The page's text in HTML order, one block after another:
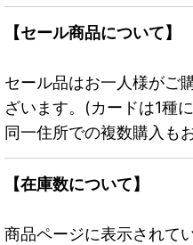
【セール商品について】
セール品はお一人様がご
ざいます。(カードは1種
同一住所での複数購入も
【在庫数について】
商品ページに表示されて